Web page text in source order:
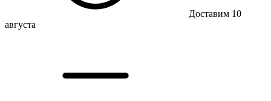
Доставим 10
августа